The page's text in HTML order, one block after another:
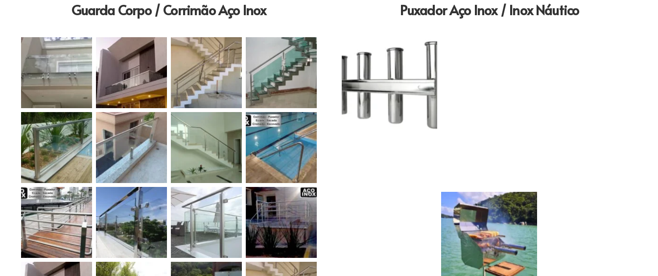
Guarda Corpo / Corrimão Aço Inox Puxador Aço Inox / Inox Náutico